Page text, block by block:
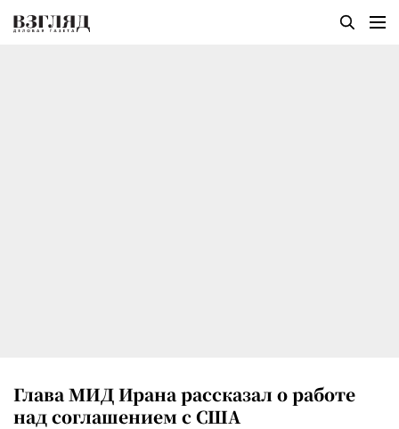
Глава МИД Ирана рассказал о работе
над соглашением с США